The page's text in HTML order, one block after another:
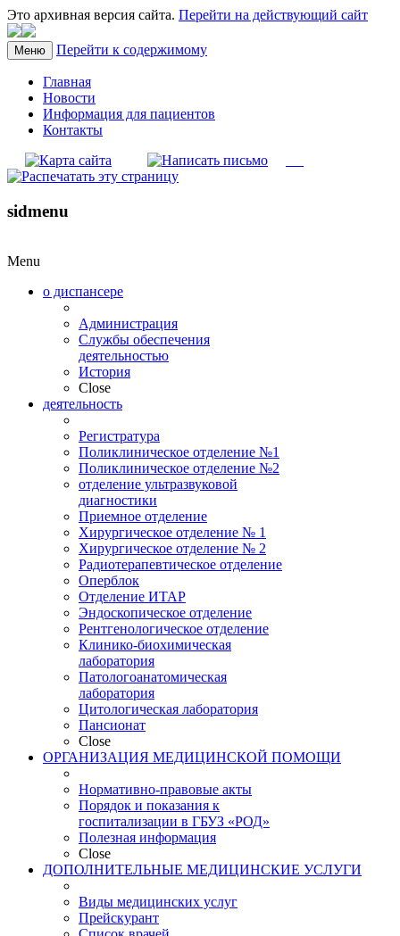
Это архивная версия сайта. Перейти на действующий сайт
Меню Перейти к содержимому
Главная
Новости
Информация для пациентов
Контакты
sidmenu
Menu
о диспансере
Администрация
Службы обеспечения
деятельностью
История
Close
деятельность
Регистратура
Поликлиническое отделение №1
Поликлиническое отделение №2
отделение ультразвуковой
диагностики
Приемное отделение
Хирургическое отделение № 1
Хирургическое отделение № 2
Радиотерапевтическое отделение
Оперблок
Отделение ИТАР
Эндоскопическое отделение
Рентгенологическое отделение
Клинико-биохимическая
лаборатория
Патологоанатомическая
лаборатория
Цитологическая лаборатория
Пансионат
Close
ОРГАНИЗАЦИЯ МЕДИЦИНСКОЙ ПОМОЩИ
Нормативно-правовые акты
Порядок и показания к
госпитализации в ГБУЗ «РОД»
Полезная информация
Close
ДОПОЛНИТЕЛЬНЫЕ МЕДИЦИНСКИЕ УСЛУГИ
Виды медицинских услуг
Прейскурант